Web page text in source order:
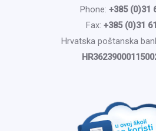
Phone: +385 (0)31
Fax: +385 (0)31
Hrvatska poštanska